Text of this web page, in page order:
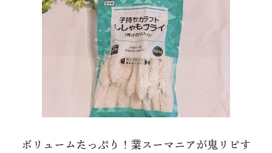
ボリュームたっぷり！業スーマニアが鬼リピす